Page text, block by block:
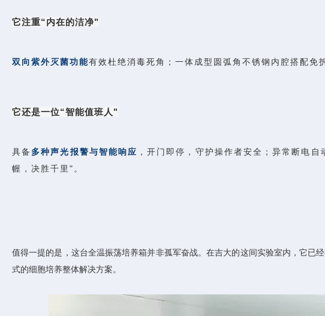
它注重“内在的洁净"
双向紫外灭菌功能有效杜绝消毒死角；一体成型圆弧角不锈钢内腔搭配免
它还是一位“智能值班人"
具备 多种声光报警与智能响应 ，开门即停，守护操作者安全；异常断电
幄，决胜千里"。
值得一提的是，这台全温振荡培养箱并非孤军奋战。在吉大的这间实验室内，它已
式的细胞培养整体解决方案。